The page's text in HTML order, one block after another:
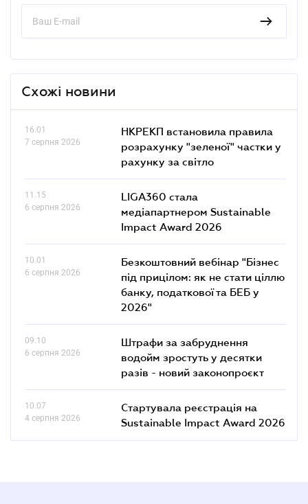
Схожі новини
16.01
7 серпня 2026
НКРЕКП встановила правила
розрахунку "зеленої" частки у
рахунку за світло
11.15
6 серпня 2026
LIGA360 стала
медіапартнером Sustainable
Impact Award 2026
10.01
6 серпня 2026
Безкоштовний вебінар "Бізнес
під прицілом: як не стати ціллю
банку, податкової та БЕБ у
2026"
09.10
6 серпня 2026
Штрафи за забруднення
водойм зростуть у десятки
разів - новий законопроєкт
10.07
4 серпня 2026
Стартувала реєстрація на
Sustainable Impact Award 2026